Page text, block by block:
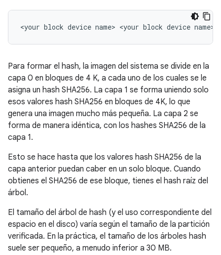
Para formar el hash, la imagen del sistema se divide en la
capa 0 en bloques de 4 K, a cada uno de los cuales se le
asigna un hash SHA256. La capa 1 se forma uniendo solo
esos valores hash SHA256 en bloques de 4K, lo que
genera una imagen mucho más pequeña. La capa 2 se
forma de manera idéntica, con los hashes SHA256 de la
capa 1.
Esto se hace hasta que los valores hash SHA256 de la
capa anterior puedan caber en un solo bloque. Cuando
obtienes el SHA256 de ese bloque, tienes el hash raíz del
árbol.
El tamaño del árbol de hash (y el uso correspondiente del
espacio en el disco) varía según el tamaño de la partición
verificada. En la práctica, el tamaño de los árboles hash
suele ser pequeño, a menudo inferior a 30 MB.